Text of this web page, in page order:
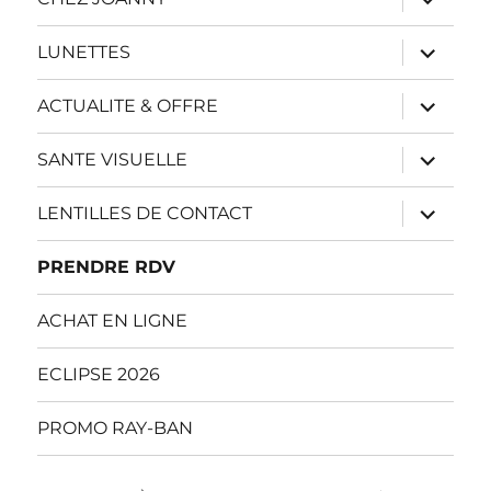
le
sous-
menu
LUNETTES
ouvrir
le
sous-
menu
ACTUALITE & OFFRE
ouvrir
le
sous-
menu
SANTE VISUELLE
ouvrir
le
sous-
menu
LENTILLES DE CONTACT
ouvrir
le
sous-
PRENDRE RDV
ACHAT EN LIGNE
ECLIPSE 2026
PROMO RAY-BAN